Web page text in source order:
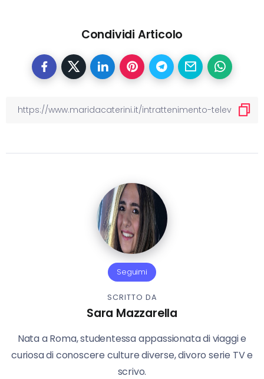
Condividi Articolo
Seguimi
SCRITTO DA
Sara Mazzarella
Nata a Roma, studentessa appassionata di viaggi e
curiosa di conoscere culture diverse, divoro serie TV e
scrivo.